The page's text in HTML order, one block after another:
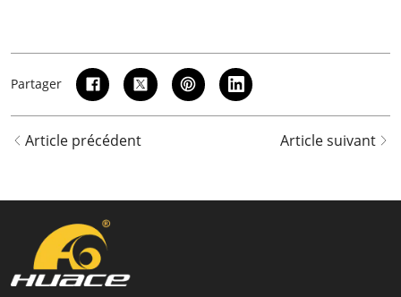
Partager
Article précédent Article suivant